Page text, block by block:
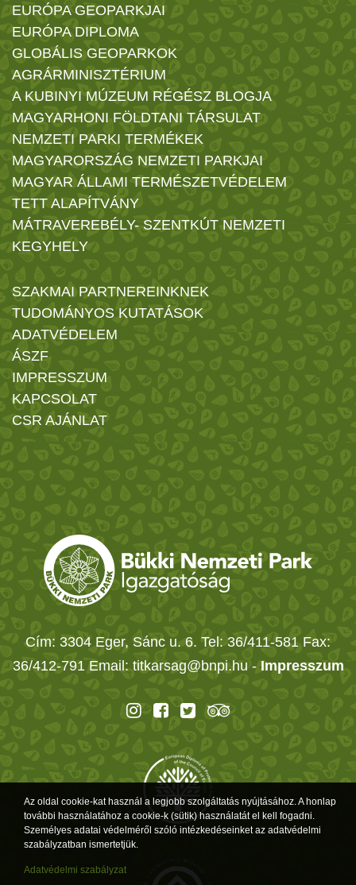
EURÓPA GEOPARKJAI
EURÓPA DIPLOMA
GLOBÁLIS GEOPARKOK
AGRÁRMINISZTÉRIUM
A KUBINYI MÚZEUM RÉGÉSZ BLOGJA
MAGYARHONI FÖLDTANI TÁRSULAT
NEMZETI PARKI TERMÉKEK
MAGYARORSZÁG NEMZETI PARKJAI
MAGYAR ÁLLAMI TERMÉSZETVÉDELEM
TETT ALAPÍTVÁNY
MÁTRAVEREBÉLY- SZENTKÚT NEMZETI
KEGYHELY
SZAKMAI PARTNEREINKNEK
TUDOMÁNYOS KUTATÁSOK
ADATVÉDELEM
ÁSZF
IMPRESSZUM
KAPCSOLAT
CSR AJÁNLAT
Cím: 3304 Eger, Sánc u. 6. Tel: 36/411-581 Fax:
36/412-791 Email: titkarsag@bnpi.hu - Impresszum
Az oldal cookie-kat használ a legjobb szolgáltatás nyújtásához. A honlap
további használatához a cookie-k (sütik) használatát el kell fogadni.
Személyes adatai védelméről szóló intézkedéseinket az adatvédelmi
szabályzatban ismertetjük.
Adatvédelmi szabályzat